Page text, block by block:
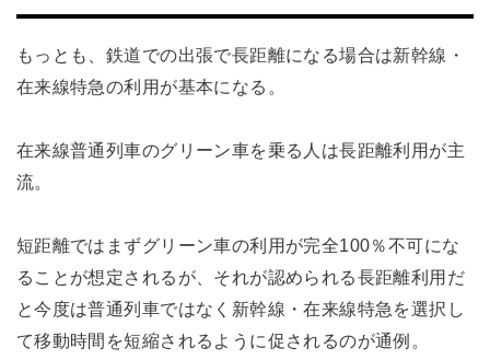
もっとも、鉄道での出張で長距離になる場合は新幹線・
在来線特急の利用が基本になる。
在来線普通列車のグリーン車を乗る人は長距離利用が主
流。
短距離ではまずグリーン車の利用が完全100％不可にな
ることが想定されるが、それが認められる長距離利用だ
と今度は普通列車ではなく新幹線・在来線特急を選択し
て移動時間を短縮されるように促されるのが通例。